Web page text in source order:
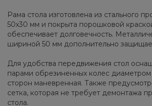
Рама стола изготовлена из стального
50x30 мм и покрыта порошковой
обеспечивает долговечность.
шириной 50 мм дополнительно
Для удобства передвижения стол
парами обрезиненных колес
сторон маневренная. Также
сетка, которая не требует демонтажа
стола.